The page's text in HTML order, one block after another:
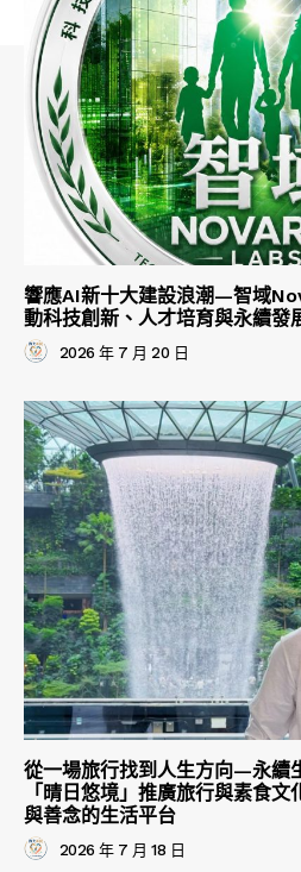
響應AI新十大建設浪潮—智域
動科技創新、人才培育與永續發
2026 年 7 月 20 日
從一場旅行找到人生方向—永續
「晴日悠境」推廣旅行與素食
與善念的生活平台
2026 年 7 月 18 日